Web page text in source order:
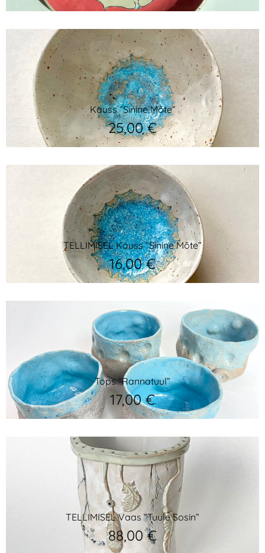
Kauss “Sinine Mõte”
25,00€
TELLIMISEL Kauss “Sinine Mõte”
16,00€
Tops “Rannatuul”
17,00€
TELLIMISEL Vaas “Tuule Sosin”
88,00€